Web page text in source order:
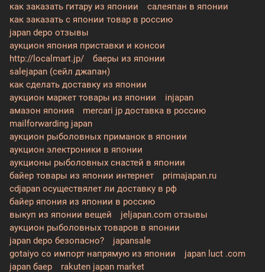
как заказать гитару из японии
салеяпан в японии
как заказать с японии товар в россию
japan depo отзывы
аукцион япония приставки и консои
http://localmart.jp/
баеры из японии
salejapan (сейл джапан)
как сделать доставку из японии
аукцион маркет товары из японии
injapan
амазон япония
mercari jp доставка в россию
mailforwarding japan
аукцион рыболовных приманок в японии
аукцион электроники в японии
аукционы рыболовных снастей в японии
байер товары из японии интернет
primajapan.ru
cdjapan осуществялет ли доставку в рф
байер япония из японии в россию
выкуп из японии вещей
jeljapan.com отзывы
аукцион рыболовных товаров в японии
japan depo безопасно?
japansale
gotaiyo co импорт напрямую из японии
japan luct .com
japan баер
rakuten japan market